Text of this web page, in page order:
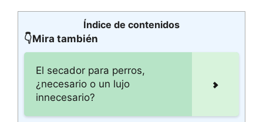
Índice de contenidos
👇Mira también
El secador para perros,
¿necesario o un lujo
innecesario?